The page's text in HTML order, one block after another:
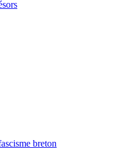
breton